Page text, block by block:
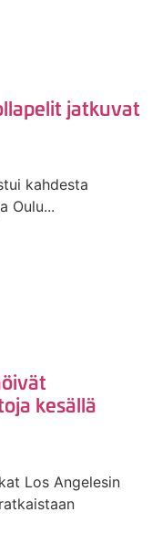
jatkuvat
kahdesta
Oulu...
kesällä
Los Angelesin